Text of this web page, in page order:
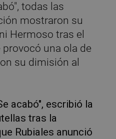
todas las
mostraron su
Hermoso tras el
provocó una ola de
su dimisión al
acabó", escribió la
tras la
Rubiales anunció